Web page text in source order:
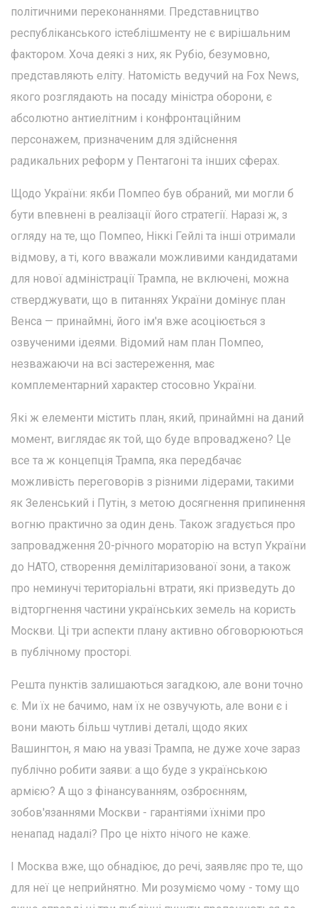
політичними переконаннями. Представництво
республіканського істеблішменту не є вирішальним
фактором. Хоча деякі з них, як Рубіо, безумовно,
представляють еліту. Натомість ведучий на Fox News,
якого розглядають на посаду міністра оборони, є
абсолютно антиелітним і конфронтаційним
персонажем, призначеним для здійснення
радикальних реформ у Пентагоні та інших сферах.
Щодо України: якби Помпео був обраний, ми могли б
бути впевнені в реалізації його стратегії. Наразі ж, з
огляду на те, що Помпео, Ніккі Гейлі та інші отримали
відмову, а ті, кого вважали можливими кандидатами
для нової адміністрації Трампа, не включені, можна
стверджувати, що в питаннях України домінує план
Венса — принаймні, його ім'я вже асоціюється з
озвученими ідеями. Відомий нам план Помпео,
незважаючи на всі застереження, має
комплементарний характер стосовно України.
Які ж елементи містить план, який, принаймні на даний
момент, виглядає як той, що буде впроваджено? Це
все та ж концепція Трампа, яка передбачає
можливість переговорів з різними лідерами, такими
як Зеленський і Путін, з метою досягнення припинення
вогню практично за один день. Також згадується про
запровадження 20-річного мораторію на вступ України
до НАТО, створення демілітаризованої зони, а також
про неминучі територіальні втрати, які призведуть до
відторгнення частини українських земель на користь
Москви. Ці три аспекти плану активно обговорюються
в публічному просторі.
Решта пунктів залишаються загадкою, але вони точно
є. Ми їх не бачимо, нам їх не озвучують, але вони є і
вони мають більш чутливі деталі, щодо яких
Вашингтон, я маю на увазі Трампа, не дуже хоче зараз
публічно робити заяви: а що буде з українською
армією? А що з фінансуванням, озброєнням,
зобов'язаннями Москви - гарантіями їхніми про
ненапад надалі? Про це ніхто нічого не каже.
І Москва вже, що обнадіює, до речі, заявляє про те, що
для неї це неприйнятно. Ми розуміємо чому - тому що